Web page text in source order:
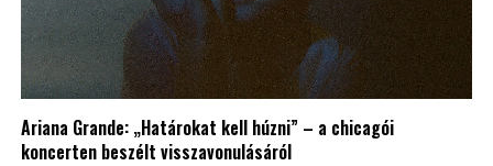
Ariana Grande: „Határokat kell húzni” – a chicagói
koncerten beszélt visszavonulásáról